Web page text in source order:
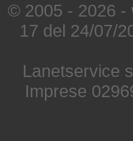
© 2005 - 2026 -
17 del 24/07/
Lanetservice
Imprese